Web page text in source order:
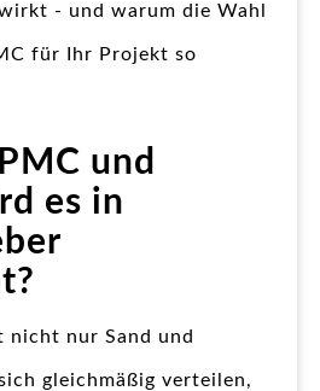
- und warum die Wahl
für Ihr Projekt so
und
es in
nicht nur Sand und
gleichmäßig verteilen,